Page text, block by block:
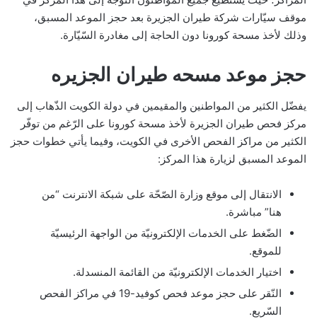
موقف سيّارات شركة طيران الجزيرة بعد حجز الموعد المسبق،
وذلك لأخذ مسحة كورونا دون الحاجة إلى مغادرة السّيّارة.
حجز موعد مسحه طيران الجزيره
يفضّل الكثير من المواطنين والمقيمين في دولة الكويت الذّهاب إلى
مركز فحص طيران الجزيرة لأخذ مسحة كورونا على الرّغم من توفّر
الكثير من مراكز الفحص الأخرى في الكويت، وفيما يأتي خطوات حجز
الموعد المسبق لزيارة هذا المركز:
الانتقال إلى موقع وزارة الصّحّة على شبكة الانترنت “من
هنا” مباشرة.
الضّغط على الخدمات الإلكترونيّة من الواجهة الرئيسيّة
للموقع.
اختيار الخدمات الإلكترونيّة من القائمة المنسدلة.
النّقر على حجز موعد فحص كوفيد-19 في مراكز الفحص
السّريع.